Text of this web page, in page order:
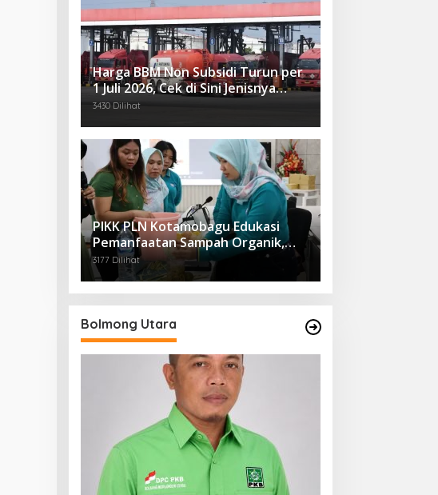
Harga BBM Non Subsidi Turun per
1 Juli 2026, Cek di Sini Jenisnya…
3430 Dilihat
PIKK PLN Kotamobagu Edukasi
Pemanfaatan Sampah Organik,
Dorong Gaya Hidup Ramah
Lingkungan
3177 Dilihat
Bolmong Utara